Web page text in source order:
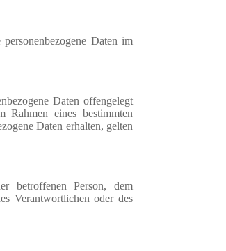
Daten im
Daten offengelegt
eines bestimmten
Daten erhalten, gelten
betroffenen Person, dem
Verantwortlichen oder des